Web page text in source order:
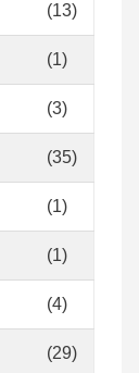
(13)
(1)
(3)
(35)
(1)
(1)
(4)
(29)